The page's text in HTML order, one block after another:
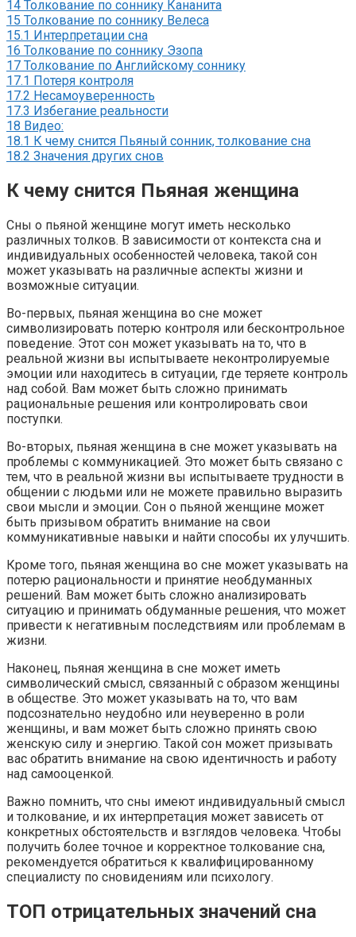
14 Толкование по соннику Кананита
15 Толкование по соннику Велеса
15.1 Интерпретации сна
16 Толкование по соннику Эзопа
17 Толкование по Английскому соннику
17.1 Потеря контроля
17.2 Несамоуверенность
17.3 Избегание реальности
18 Видео:
18.1 К чему снится Пьяный сонник, толкование сна
18.2 Значения других снов
К чему снится Пьяная женщина
Сны о пьяной женщине могут иметь несколько
различных толков. В зависимости от контекста сна и
индивидуальных особенностей человека, такой сон
может указывать на различные аспекты жизни и
возможные ситуации.
Во-первых, пьяная женщина во сне может
символизировать потерю контроля или бесконтрольное
поведение. Этот сон может указывать на то, что в
реальной жизни вы испытываете неконтролируемые
эмоции или находитесь в ситуации, где теряете контроль
над собой. Вам может быть сложно принимать
рациональные решения или контролировать свои
поступки.
Во-вторых, пьяная женщина в сне может указывать на
проблемы с коммуникацией. Это может быть связано с
тем, что в реальной жизни вы испытываете трудности в
общении с людьми или не можете правильно выразить
свои мысли и эмоции. Сон о пьяной женщине может
быть призывом обратить внимание на свои
коммуникативные навыки и найти способы их улучшить.
Кроме того, пьяная женщина во сне может указывать на
потерю рациональности и принятие необдуманных
решений. Вам может быть сложно анализировать
ситуацию и принимать обдуманные решения, что может
привести к негативным последствиям или проблемам в
жизни.
Наконец, пьяная женщина в сне может иметь
символический смысл, связанный с образом женщины
в обществе. Это может указывать на то, что вам
подсознательно неудобно или неуверенно в роли
женщины, и вам может быть сложно принять свою
женскую силу и энергию. Такой сон может призывать
вас обратить внимание на свою идентичность и работу
над самооценкой.
Важно помнить, что сны имеют индивидуальный смысл
и толкование, и их интерпретация может зависеть от
конкретных обстоятельств и взглядов человека. Чтобы
получить более точное и корректное толкование сна,
рекомендуется обратиться к квалифицированному
специалисту по сновидениям или психологу.
ТОП отрицательных значений сна